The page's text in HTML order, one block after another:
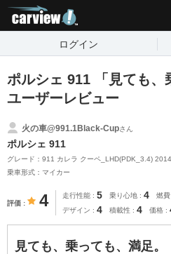
ログイン
ポルシェ 911 「見ても、
ユーザーレビュー
火の車@991.1Black-Cupさん
ポルシェ 911
グレード：911 カレラ クーペ_LHD(PDK_3.4)
乗車形式：マイカー
評価 4 走行性能 5 乗り心地 4 燃費
デザイン 4 積載性 4 価格
見ても、乗っても、満足。